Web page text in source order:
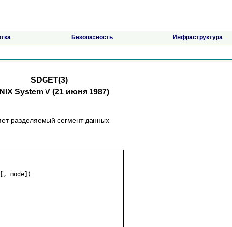
Безопасность Инфраструктура
SDGET(3)
System V (21 июня 1987)
paздeляeмый ceгмeнт дaнныx